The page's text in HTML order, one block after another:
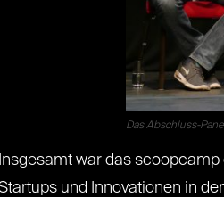
Das Abschluss-
Insgesamt war das
und Innovationen in